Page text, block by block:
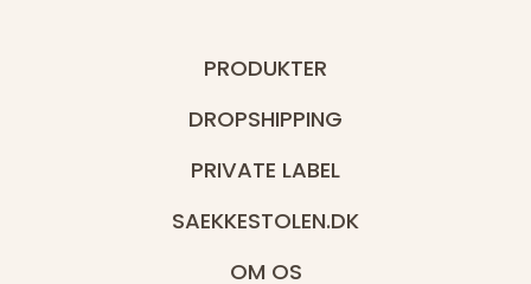
PRODUKTER
DROPSHIPPING
PRIVATE LABEL
SAEKKESTOLEN.DK
OM OS